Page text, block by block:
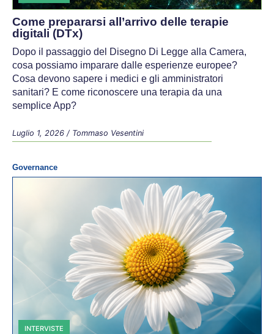
Come prepararsi all’arrivo delle terapie
digitali (DTx)
Dopo il passaggio del Disegno Di Legge alla Camera,
cosa possiamo imparare dalle esperienze europee?
Cosa devono sapere i medici e gli amministratori
sanitari? E come riconoscere una terapia da una
semplice App?
Luglio 1, 2026 / Tommaso Vesentini
Governance
INTERVISTE